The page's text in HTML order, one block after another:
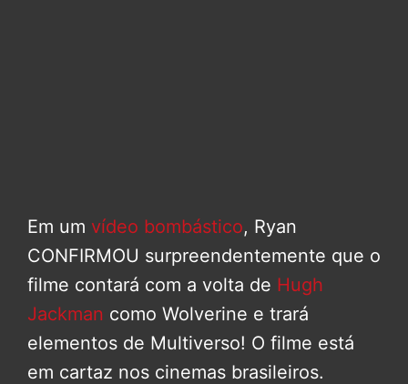
Em um vídeo bombástico, Ryan
CONFIRMOU surpreendentemente que o
filme contará com a volta de Hugh
Jackman como Wolverine e trará
elementos de Multiverso! O filme está
em cartaz nos cinemas brasileiros.